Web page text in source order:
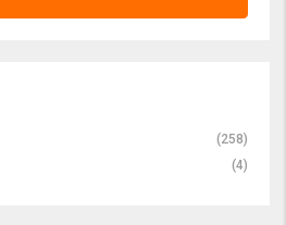
(258)
(4)